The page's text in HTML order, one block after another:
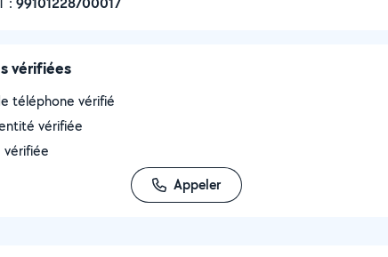
vérifiées
téléphone vérifié
vérifiée
vérifiée
Appeler